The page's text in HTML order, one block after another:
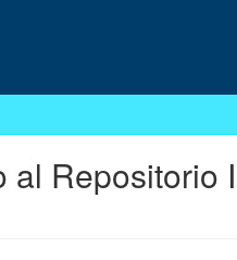
al Repositorio